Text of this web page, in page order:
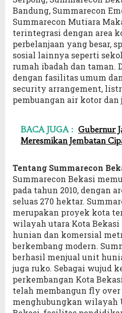
Bandung, Summarecon
Summarecon Mutiara
terintegrasi dengan area
perbelanjaan yang besar,
sosial lainnya seperti
rumah ibadah dan taman.
dengan fasilitas umum
security arrangement,
pembuangan air kotor dan
BACA JUGA : Gubernur
Meresmikan Jembatan
Tentang Summarecon
Summarecon Bekasi
pada tahun 2010, dengan
seluas 270 hektar.
merupakan proyek kota
wilayah utara Kota
hunian dan komersial
berkembang modern.
berhasil menjual unit
juga ruko. Sebagai wujud
perkembangan Kota
telah membangun fly
menghubungkan wilayah